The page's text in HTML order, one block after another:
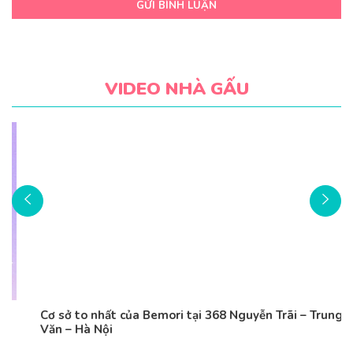
GỬI BÌNH LUẬN
VIDEO NHÀ GẤU
Cơ sở to nhất của Bemori tại 368 Nguyễn Trãi – Trung
Văn – Hà Nội